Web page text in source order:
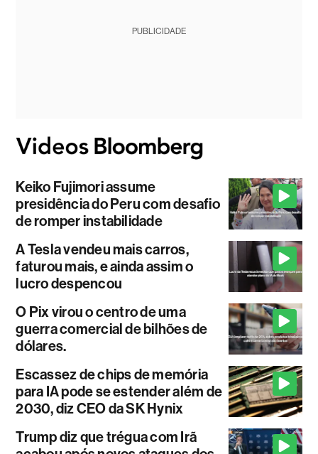
PUBLICIDADE
Keiko Fujimori assume
presidência do Peru com desafio
de romper instabilidade
A Tesla vendeu mais carros,
faturou mais, e ainda assim o
lucro despencou
O Pix virou o centro de uma
guerra comercial de bilhões de
dólares.
Escassez de chips de memória
para IA pode se estender além de
2030, diz CEO da SK Hynix
Trump diz que trégua com Irã